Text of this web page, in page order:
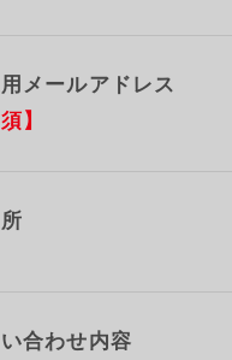
メールアドレス
】
合わせ内容